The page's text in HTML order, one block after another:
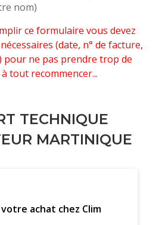
nom)
ce formulaire vous devez
(date, n° de facture,
pour ne pas prendre trop de
tout recommencer...
TECHNIQUE
MARTINIQUE
achat chez Clim